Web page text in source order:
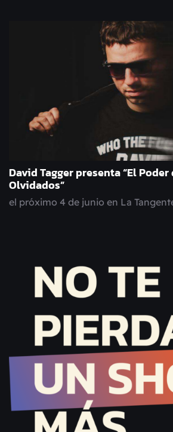
David Tagger presenta “El Poder
Olvidados”
el próximo 4 de junio en La